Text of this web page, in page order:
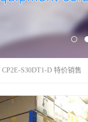
S30DT1-D 特价销售